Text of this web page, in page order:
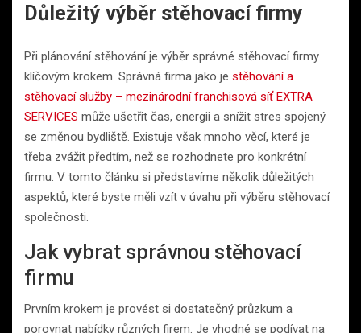
Důležitý výběr stěhovací firmy
Při plánování stěhování je výběr správné stěhovací firmy
klíčovým krokem. Správná firma jako je stěhování a
stěhovací služby – mezinárodní franchisová síť EXTRA
SERVICES může ušetřit čas, energii a snížit stres spojený
se změnou bydliště. Existuje však mnoho věcí, které je
třeba zvážit předtím, než se rozhodnete pro konkrétní
firmu. V tomto článku si představíme několik důležitých
aspektů, které byste měli vzít v úvahu při výběru stěhovací
společnosti.
Jak vybrat správnou stěhovací
firmu
Prvním krokem je provést si dostatečný průzkum a
porovnat nabídky různých firem. Je vhodné se podívat na